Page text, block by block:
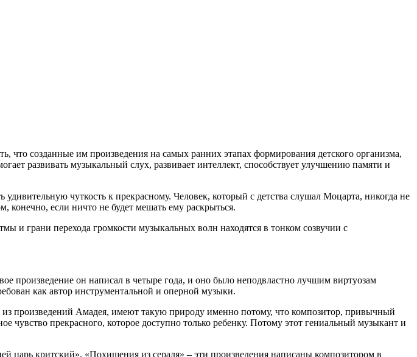
созданные им произведения на самых ранних этапах формирования детского организма,
развивать музыкальный слух, развивает интеллект, способствует улучшению памяти и
чуткость к прекрасному. Человек, который с детства слушал Моцарта, никогда не
конечно, если ничто не будет мешать ему раскрыться.
и грани перехода громкости музыкальных волн находятся в тонком созвучии с
произведение он написал в четыре года, и оно было неподвластно лучшим виртуозам
как автор инструментальной и оперной музыки.
произведений Амадея, имеют такую природу именно потому, что композитор, привычный
чувство прекрасного, которое доступно только ребенку. Потому этот гениальный музыкант и
критский», «Похищения из сераля» – эти произведения написаны композитором в